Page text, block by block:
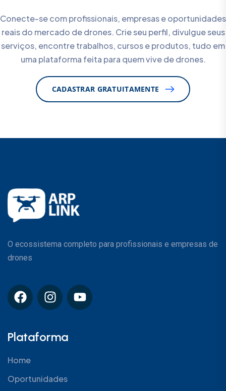
Conecte-se com profissionais, empresas e oportunidades
reais do mercado de drones. Crie seu perfil, divulgue seus
serviços, encontre trabalhos, cursos e produtos, tudo em
uma plataforma feita para quem vive de drones.
CADASTRAR GRATUITAMENTE
O ecossistema completo para profissionais e empresas de
drones
Plataforma
Home
Oportunidades